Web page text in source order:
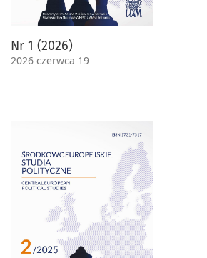
Nr 1 (2026)
2026 czerwca 19